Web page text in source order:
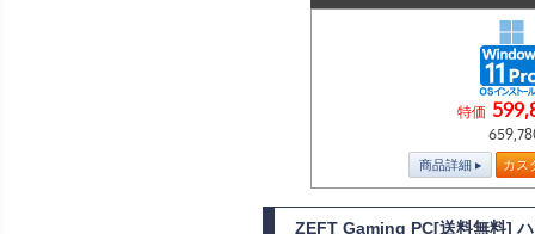
特価
商品詳細 カス
ZEFT Gaming PC[送料無料]